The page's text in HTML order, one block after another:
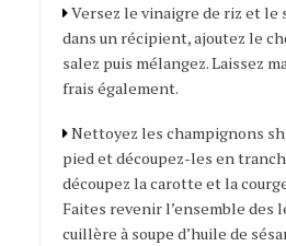
Versez le vinaigre de riz et le
dans un récipient, ajoutez le
salez puis mélangez. Laissez
frais également.
Nettoyez les champignons
pied et découpez-les en
découpez la carotte et la
Faites revenir l’ensemble des
cuillère à soupe d’huile de